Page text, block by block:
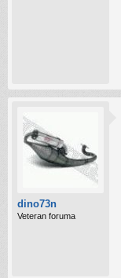
dino73n
Veteran foruma